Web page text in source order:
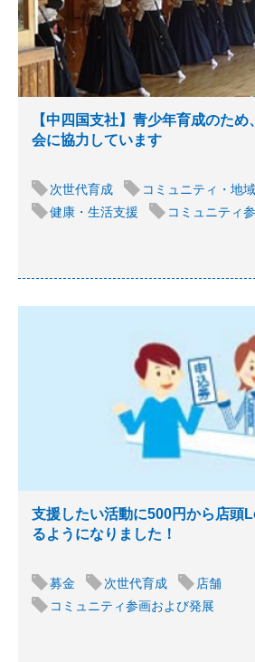
【中四国支社】青少年育成のた
会に協力しています
次世代育成
コミュニティ・地
健康・生活支援
コミュニティ
支援したい活動に500円から店頭
るようになりました！
募金 次世代育成
店舗
コミュニティ参画および発展